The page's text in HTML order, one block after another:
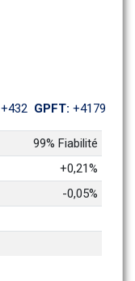
+432 GPFT: +4179
99% Fiabilité
+0,21%
-0,05%